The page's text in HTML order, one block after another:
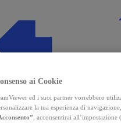
ai Cookie
ed i suoi partner vorrebbero
la tua esperienza di
, acconsentirai